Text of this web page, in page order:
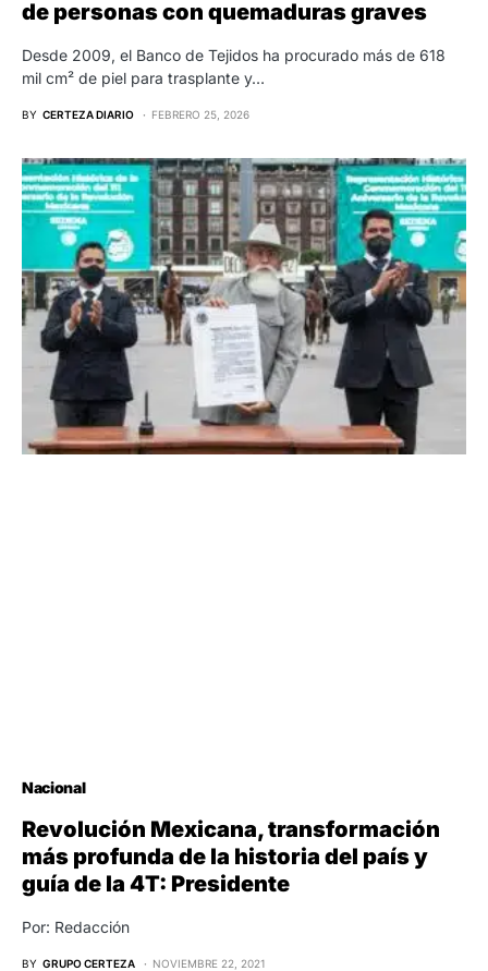
de personas con quemaduras graves
Desde 2009, el Banco de Tejidos ha procurado más de 618
mil cm² de piel para trasplante y…
BY CERTEZA DIARIO FEBRERO 25, 2026
Nacional
Revolución Mexicana, transformación
más profunda de la historia del país y
guía de la 4T: Presidente
Por: Redacción
BY GRUPO CERTEZA NOVIEMBRE 22, 2021